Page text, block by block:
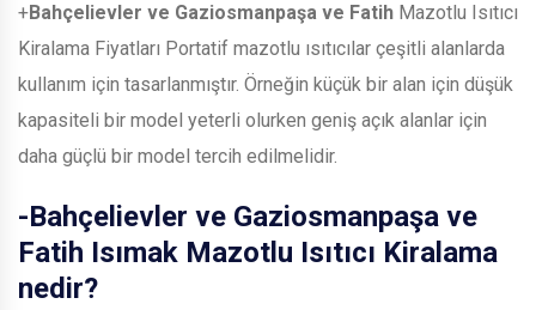
+Bahçelievler ve Gaziosmanpaşa ve Fatih Mazotlu Isıtıcı
Kiralama Fiyatları Portatif mazotlu ısıtıcılar çeşitli alanlarda
kullanım için tasarlanmıştır. Örneğin küçük bir alan için düşük
kapasiteli bir model yeterli olurken geniş açık alanlar için
daha güçlü bir model tercih edilmelidir.
-Bahçelievler ve Gaziosmanpaşa ve
Fatih Isımak Mazotlu Isıtıcı Kiralama
nedir?